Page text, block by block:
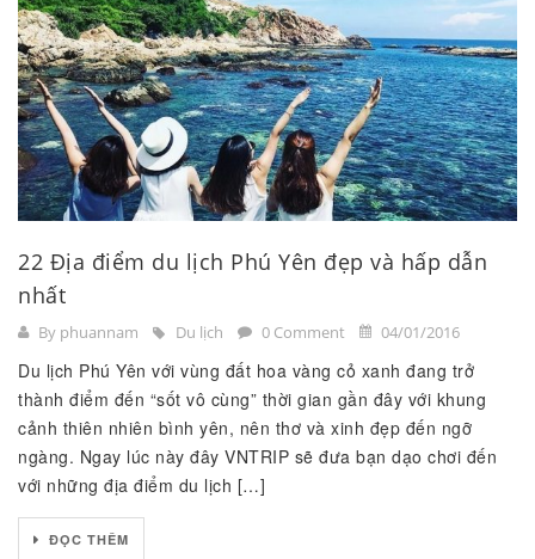
22 Địa điểm du lịch Phú Yên đẹp và hấp dẫn
nhất
By phuannam Du lịch 0 Comment 04/01/2016
Du lịch Phú Yên với vùng đất hoa vàng cỏ xanh đang trở
thành điểm đến “sốt vô cùng” thời gian gần đây với khung
cảnh thiên nhiên bình yên, nên thơ và xinh đẹp đến ngỡ
ngàng. Ngay lúc này đây VNTRIP sẽ đưa bạn dạo chơi đến
với những địa điểm du lịch […]
ĐỌC THÊM